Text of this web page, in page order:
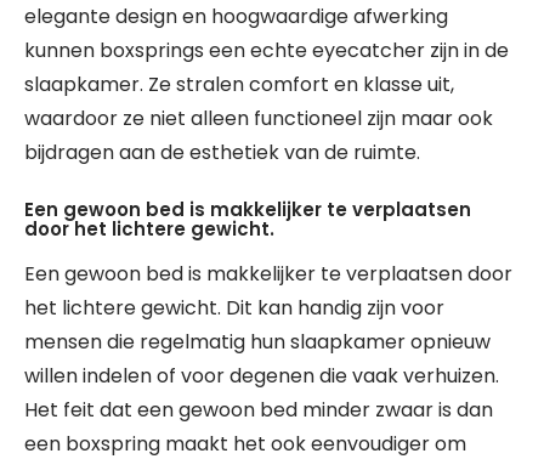
elegante design en hoogwaardige afwerking
kunnen boxsprings een echte eyecatcher zijn in de
slaapkamer. Ze stralen comfort en klasse uit,
waardoor ze niet alleen functioneel zijn maar ook
bijdragen aan de esthetiek van de ruimte.
Een gewoon bed is makkelijker te verplaatsen
door het lichtere gewicht.
Een gewoon bed is makkelijker te verplaatsen door
het lichtere gewicht. Dit kan handig zijn voor
mensen die regelmatig hun slaapkamer opnieuw
willen indelen of voor degenen die vaak verhuizen.
Het feit dat een gewoon bed minder zwaar is dan
een boxspring maakt het ook eenvoudiger om